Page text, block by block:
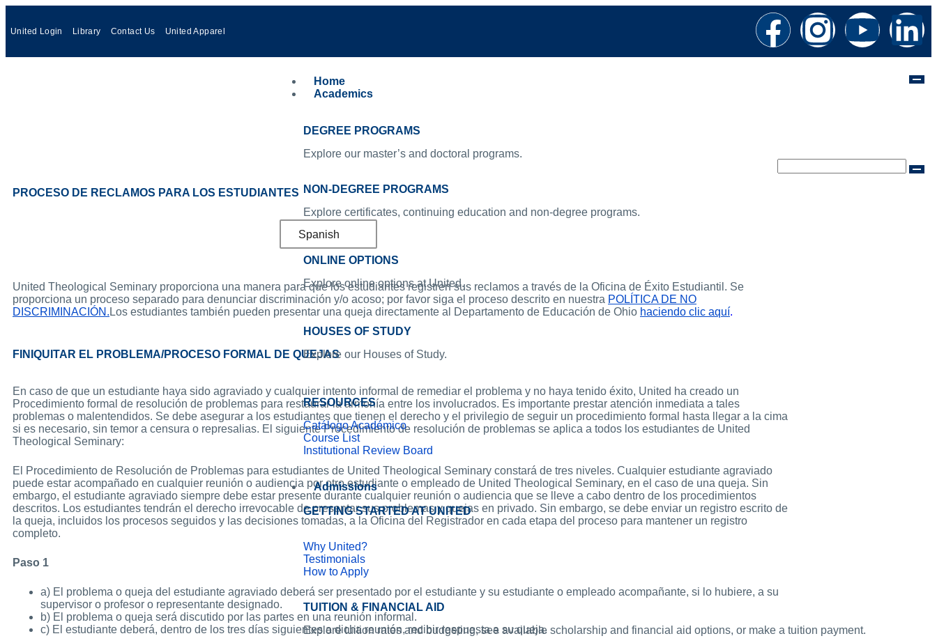
United Login Library Contact Us United Apparel
Home
Academics
DEGREE PROGRAMS
Explore our master’s and doctoral programs.
NON-DEGREE PROGRAMS
Explore certificates, continuing education and non-degree programs.
ONLINE OPTIONS
Explore online options at United.
HOUSES OF STUDY
Explore our Houses of Study.
RESOURCES
Catálogo Académico
Course List
Institutional Review Board
Admissions
GETTING STARTED AT UNITED
Why United?
Testimonials
How to Apply
TUITION & FINANCIAL AID
Explore tuition rates and budgeting, see available scholarship and financial aid options, or make a tuition payment.
PROCESO DE RECLAMOS PARA LOS ESTUDIANTES
Spanish
United Theological Seminary proporciona una manera para que los estudiantes registren sus reclamos a través de la Oficina de Éxito Estudiantil. Se
proporciona un proceso separado para denunciar discriminación y/o acoso; por favor siga el proceso descrito en nuestra POLÍTICA DE NO
DISCRIMINACIÓN. Los estudiantes también pueden presentar una queja directamente al Departamento de Educación de Ohio haciendo clic aquí.
FINIQUITAR EL PROBLEMA/PROCESO FORMAL DE QUEJAS
En caso de que un estudiante haya sido agraviado y cualquier intento informal de remediar el problema y no haya tenido éxito, United ha creado un
Procedimiento formal de resolución de problemas para restaurar la armonía entre los involucrados. Es importante prestar atención inmediata a tales
problemas o malentendidos. Se debe asegurar a los estudiantes que tienen el derecho y el privilegio de seguir un procedimiento formal hasta llegar a la cima
si es necesario, sin temor a censura o represalias. El siguiente Procedimiento de resolución de problemas se aplica a todos los estudiantes de United
Theological Seminary:
El Procedimiento de Resolución de Problemas para estudiantes de United Theological Seminary constará de tres niveles. Cualquier estudiante agraviado
puede estar acompañado en cualquier reunión o audiencia por otro estudiante o empleado de United Theological Seminary, en el caso de una queja. Sin
embargo, el estudiante agraviado siempre debe estar presente durante cualquier reunión o audiencia que se lleve a cabo dentro de los procedimientos
descritos. Los estudiantes tendrán el derecho irrevocable de presentar sus problemas y quejas en privado. Sin embargo, se debe enviar un registro escrito de
la queja, incluidos los procesos seguidos y las decisiones tomadas, a la Oficina del Registrador en cada etapa del proceso para mantener un registro
completo.
Paso 1
a) El problema o queja del estudiante agraviado deberá ser presentado por el estudiante y su estudiante o empleado acompañante, si lo hubiere, a su
supervisor o profesor o representante designado.
b) El problema o queja será discutido por las partes en una reunión informal.
c) El estudiante deberá, dentro de los tres días siguientes a dicha reunión, recibir respuesta a su queja.